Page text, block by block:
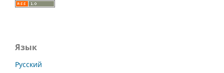
Язык
Русский